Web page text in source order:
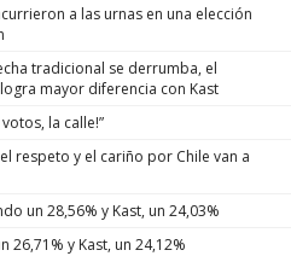
a las urnas en una elección
tradicional se derrumba, el
mayor diferencia con Kast
votos, la calle!”
respeto y el cariño por Chile van a
un 28,56% y Kast, un 24,03%
26,71% y Kast, un 24,12%